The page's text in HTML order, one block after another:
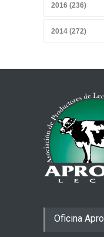
2016 (236)
2014 (272)
Oficina